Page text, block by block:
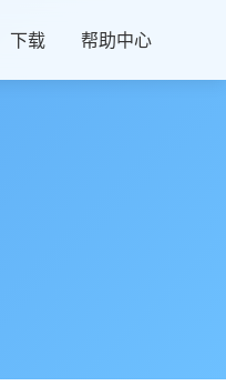
下载 帮助中心